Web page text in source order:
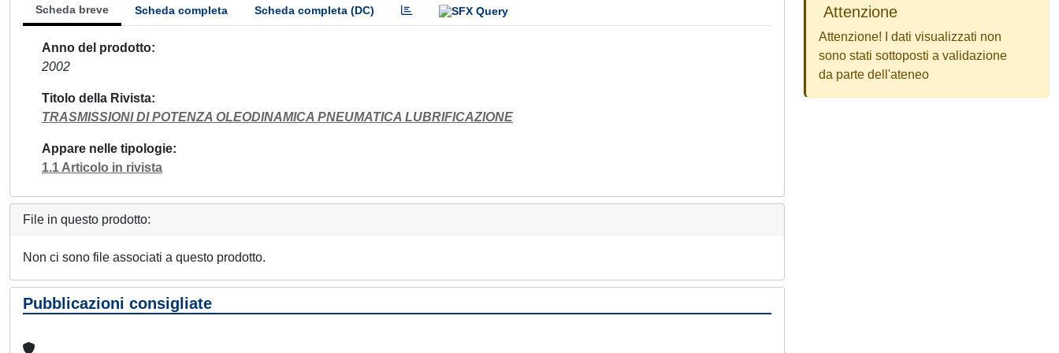
Scheda breve Scheda completa Scheda completa (DC)
Anno del prodotto
2002
Titolo della Rivista
TRASMISSIONI DI POTENZA OLEODINAMICA PNEUMATICA LUBRIFICAZIONE
Appare nelle tipologie
1.1 Articolo in rivista
File in questo prodotto:
Non ci sono file associati a questo prodotto.
Pubblicazioni consigliate
Attenzione
Attenzione! I dati visualizzati non
sono stati sottoposti a validazione
da parte dell'ateneo